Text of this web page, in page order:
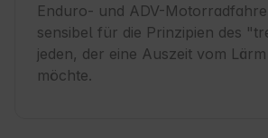
Enduro- und ADV-
sensibel für die Prinzipien des
jeden, der eine Auszeit vom
möchte.